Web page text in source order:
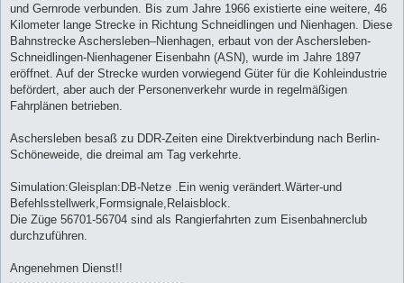
und Gernrode verbunden. Bis zum Jahre 1966 existierte eine weitere, 46
Kilometer lange Strecke in Richtung Schneidlingen und Nienhagen. Diese
Bahnstrecke Aschersleben–Nienhagen, erbaut von der Aschersleben-
Schneidlingen-Nienhagener Eisenbahn (ASN), wurde im Jahre 1897
eröffnet. Auf der Strecke wurden vorwiegend Güter für die Kohleindustrie
befördert, aber auch der Personenverkehr wurde in regelmäßigen
Fahrplänen betrieben.
Aschersleben besaß zu DDR-Zeiten eine Direktverbindung nach Berlin-
Schöneweide, die dreimal am Tag verkehrte.
Simulation:Gleisplan:DB-Netze .Ein wenig verändert.Wärter-und
Befehlsstellwerk,Formsignale,Relaisblock.
Die Züge 56701-56704 sind als Rangierfahrten zum Eisenbahnerclub
durchzuführen.
Angenehmen Dienst!!